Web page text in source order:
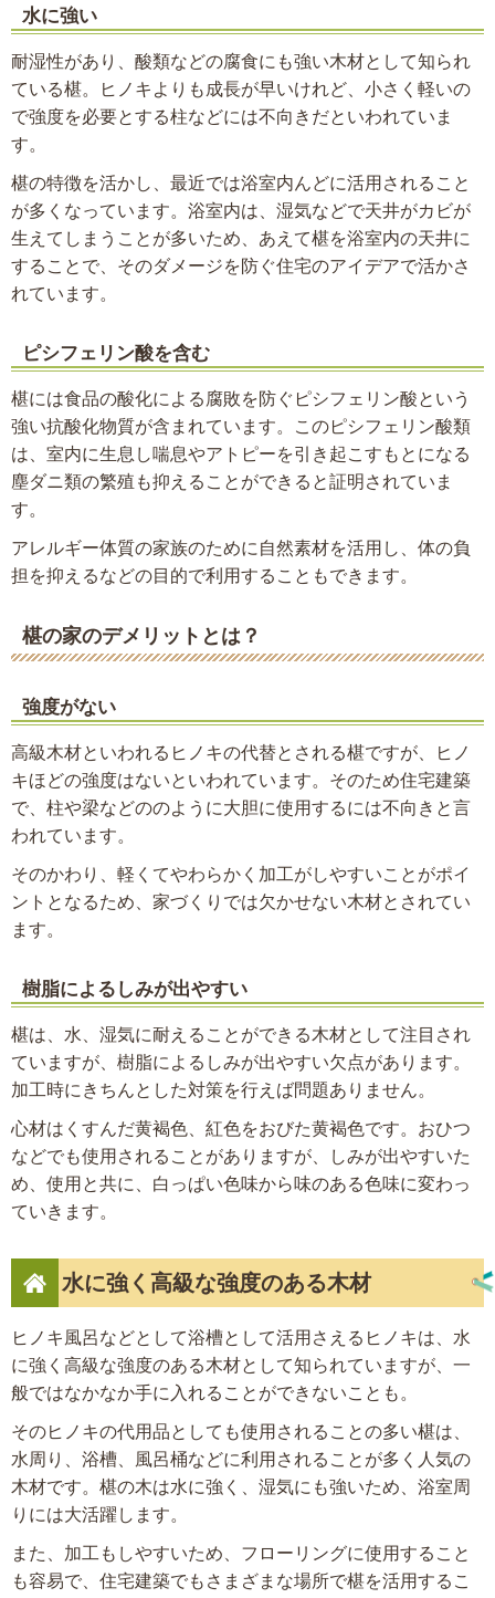
水に強い
耐湿性があり、酸類などの腐食にも強い木材として知られ
ている椹。ヒノキよりも成長が早いけれど、小さく軽いの
で強度を必要とする柱などには不向きだといわれていま
す。
椹の特徴を活かし、最近では浴室内んどに活用されること
が多くなっています。浴室内は、湿気などで天井がカビが
生えてしまうことが多いため、あえて椹を浴室内の天井に
することで、そのダメージを防ぐ住宅のアイデアで活かさ
れています。
ピシフェリン酸を含む
椹には食品の酸化による腐敗を防ぐピシフェリン酸という
強い抗酸化物質が含まれています。このピシフェリン酸類
は、室内に生息し喘息やアトピーを引き起こすもとになる
塵ダニ類の繁殖も抑えることができると証明されていま
す。
アレルギー体質の家族のために自然素材を活用し、体の負
担を抑えるなどの目的で利用することもできます。
椹の家のデメリットとは？
強度がない
高級木材といわれるヒノキの代替とされる椹ですが、ヒノ
キほどの強度はないといわれています。そのため住宅建築
で、柱や梁などののように大胆に使用するには不向きと言
われています。
そのかわり、軽くてやわらかく加工がしやすいことがポイ
ントとなるため、家づくりでは欠かせない木材とされてい
ます。
樹脂によるしみが出やすい
椹は、水、湿気に耐えることができる木材として注目され
ていますが、樹脂によるしみが出やすい欠点があります。
加工時にきちんとした対策を行えば問題ありません。
心材はくすんだ黄褐色、紅色をおびた黄褐色です。おひつ
などでも使用されることがありますが、しみが出やすいた
め、使用と共に、白っぱい色味から味のある色味に変わっ
ていきます。
水に強く高級な強度のある木材
ヒノキ風呂などとして浴槽として活用さえるヒノキは、水
に強く高級な強度のある木材として知られていますが、一
般ではなかなか手に入れることができないことも。
そのヒノキの代用品としても使用されることの多い椹は、
水周り、浴槽、風呂桶などに利用されることが多く人気の
木材です。椹の木は水に強く、湿気にも強いため、浴室周
りには大活躍します。
また、加工もしやすいため、フローリングに使用すること
も容易で、住宅建築でもさまざまな場所で椹を活用するこ